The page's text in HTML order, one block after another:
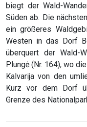
biegt der Wald-
Süden ab. Die
ein größeres
Westen in das Dorf
überquert der Wald-
Plungė (Nr. 164), wo
Kalvarija von den
Kurz vor dem Dorf
Grenze des